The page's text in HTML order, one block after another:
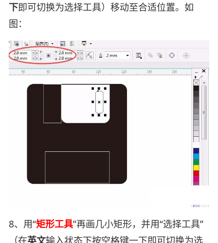
下即可切换为选择工具）移动至合适位置。如
图：
8、用“矩形工具”再画几小矩形，并用“选择工具”